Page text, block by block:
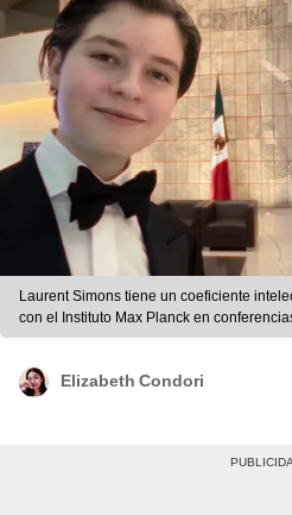
Laurent Simons tiene un coeficiente
con el Instituto Max Planck en
composición LR/ Instagram
Elizabeth Condori